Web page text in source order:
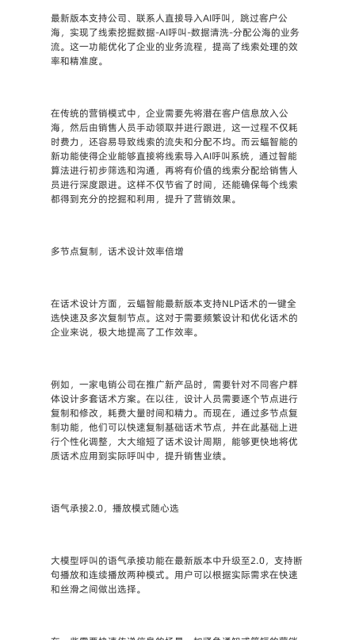
最新版本支持公司、联系人直接导入AI呼叫，跳过客户公
海，实现了线索挖掘数据-AI呼叫-数据清洗-分配公海的业务
流。这一功能优化了企业的业务流程，提高了线索处理的效
率和精准度。
在传统的营销模式中，企业需要先将潜在客户信息放入公
海，然后由销售人员手动领取并进行跟进，这一过程不仅耗
时费力，还容易导致线索的流失和分配不均。而云蝠智能的
新功能使得企业能够直接将线索导入AI呼叫系统，通过智能
算法进行初步筛选和沟通，再将有价值的线索分配给销售人
员进行深度跟进。这样不仅节省了时间，还能确保每个线索
都得到充分的挖掘和利用，提升了营销效果。
多节点复制，话术设计效率倍增
在话术设计方面，云蝠智能最新版本支持NLP话术的一键全
选快速及多次复制节点。这对于需要频繁设计和优化话术的
企业来说，极大地提高了工作效率。
例如，一家电销公司在推广新产品时，需要针对不同客户群
体设计多套话术方案。在以往，设计人员需要逐个节点进行
复制和修改，耗费大量时间和精力。而现在，通过多节点复
制功能，他们可以快速复制基础话术节点，并在此基础上进
行个性化调整，大大缩短了话术设计周期，能够更快地将优
质话术应用到实际呼叫中，提升销售业绩。
语气承接2.0，播放模式随心选
大模型呼叫的语气承接功能在最新版本中升级至2.0，支持断
句播放和连续播放两种模式。用户可以根据实际需求在快速
和丝滑之间做出选择。